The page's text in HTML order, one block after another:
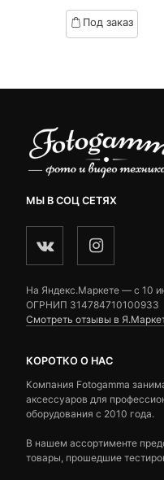
based
on
цена
цена:
890 ₽.
Под заказ
МЫ В СОЦ СЕТЯХ
На Яндекс.Маркете — c 10
ОГРНИП 314784710100933
Смотреть отзывы в
КОРОТКО О НАС
Компания Fotogamma
аксессуаров для
оборудования с 2010 года.
В нашем ассортименте
товары, прошедшие